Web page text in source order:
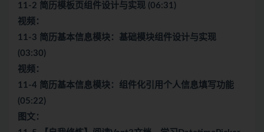
11-2 简历模板页组件设计与实现 (06:31)
视频：
11-3 简历基本信息模块：基础模块组件设计与实现
(03:30)
视频：
11-4 简历基本信息模块：组件化引用个人信息填写功能
(05:22)
图文：